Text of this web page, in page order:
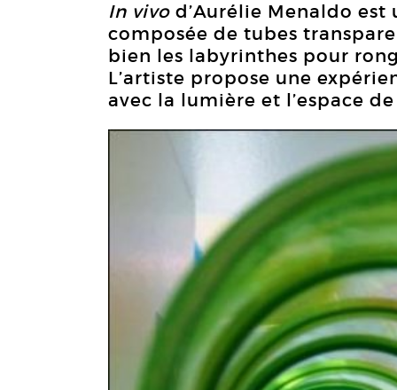
In vivo d’Aurélie Menaldo
composée de tubes
bien les labyrinthes pour
L’artiste propose une
avec la lumière et l’espace